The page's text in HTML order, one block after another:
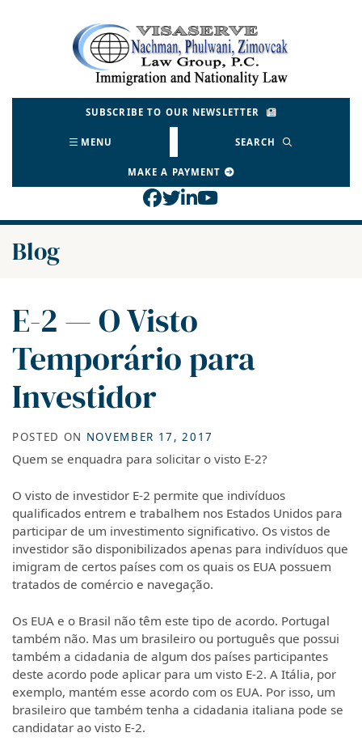
Return home
SUBSCRIBE TO OUR NEWSLETTER
MENU SEARCH
MAKE A PAYMENT
View our profile on
View our feed on
View our firm profile
View our channel
Blog
E-2 — O Visto
Temporário para
Investidor
POSTED ON NOVEMBER 17, 2017
Quem se enquadra para solicitar o visto E-2?
O visto de investidor E-2 permite que indivíduos
qualificados entrem e trabalhem nos Estados Unidos para
participar de um investimento significativo. Os vistos de
investidor são disponibilizados apenas para indivíduos que
imigram de certos países com os quais os EUA possuem
tratados de comércio e navegação.
Os EUA e o Brasil não têm este tipo de acordo. Portugal
também não. Mas um brasileiro ou português que possui
também a cidadania de algum dos países participantes
deste acordo pode aplicar para um visto E-2. A Itália, por
exemplo, mantém esse acordo com os EUA. Por isso, um
brasileiro que também tenha a cidadania italiana pode se
candidatar ao visto E-2.